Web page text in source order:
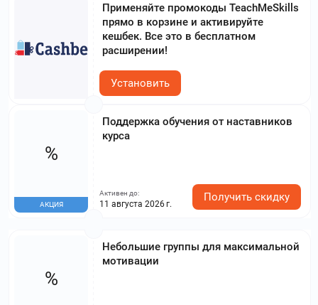
Применяйте промокоды TeachMeSkills
прямо в корзине и активируйте
кешбек. Все это в бесплатном
расширении!
Установить
Поддержка обучения от наставников
курса
%
АКЦИЯ
Активен до:
11 августа 2026 г.
Получить скидку
Небольшие группы для максимальной
мотивации
%